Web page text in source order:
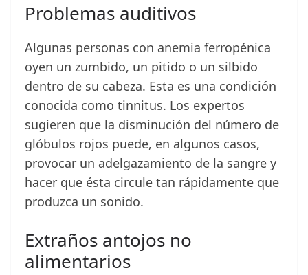
Problemas auditivos
Algunas personas con anemia ferropénica
oyen un zumbido, un pitido o un silbido
dentro de su cabeza. Esta es una condición
conocida como tinnitus. Los expertos
sugieren que la disminución del número de
glóbulos rojos puede, en algunos casos,
provocar un adelgazamiento de la sangre y
hacer que ésta circule tan rápidamente que
produzca un sonido.
Extraños antojos no
alimentarios